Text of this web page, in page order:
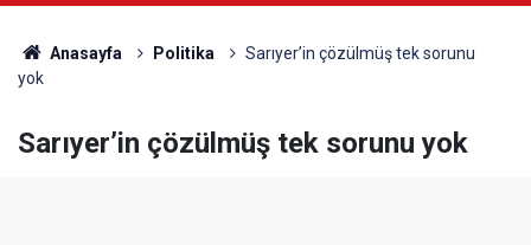
Anasayfa Politika
Sarıyer’in çözülmüş tek sorunu
yok
Sarıyer’in çözülmüş tek sorunu yok